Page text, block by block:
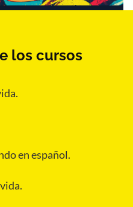
los cursos
en español.